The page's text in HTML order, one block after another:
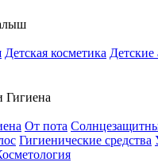
Детская косметика Детские
Гигиена
От пота
Гигиенические средства